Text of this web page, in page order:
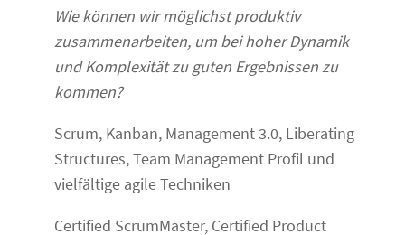
Wie können wir möglichst produktiv
zusammenarbeiten, um bei hoher Dynamik
und Komplexität zu guten Ergebnissen zu
kommen?
Scrum, Kanban, Management 3.0, Liberating
Structures, Team Management Profil und
vielfältige agile Techniken
Certified ScrumMaster, Certified Product